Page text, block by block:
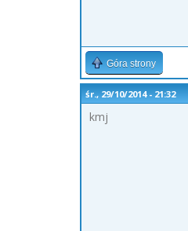
Góra strony
śr., 29/10/2014 - 21:32
kmj